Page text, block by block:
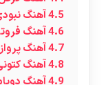
4.5آهنگ
4.6آهنگ
4.7آهنگ پرواز
4.8آهنگ